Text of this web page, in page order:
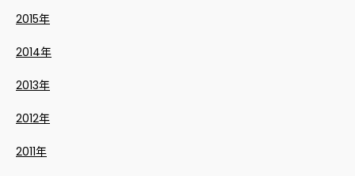
2015年
2014年
2013年
2012年
2011年